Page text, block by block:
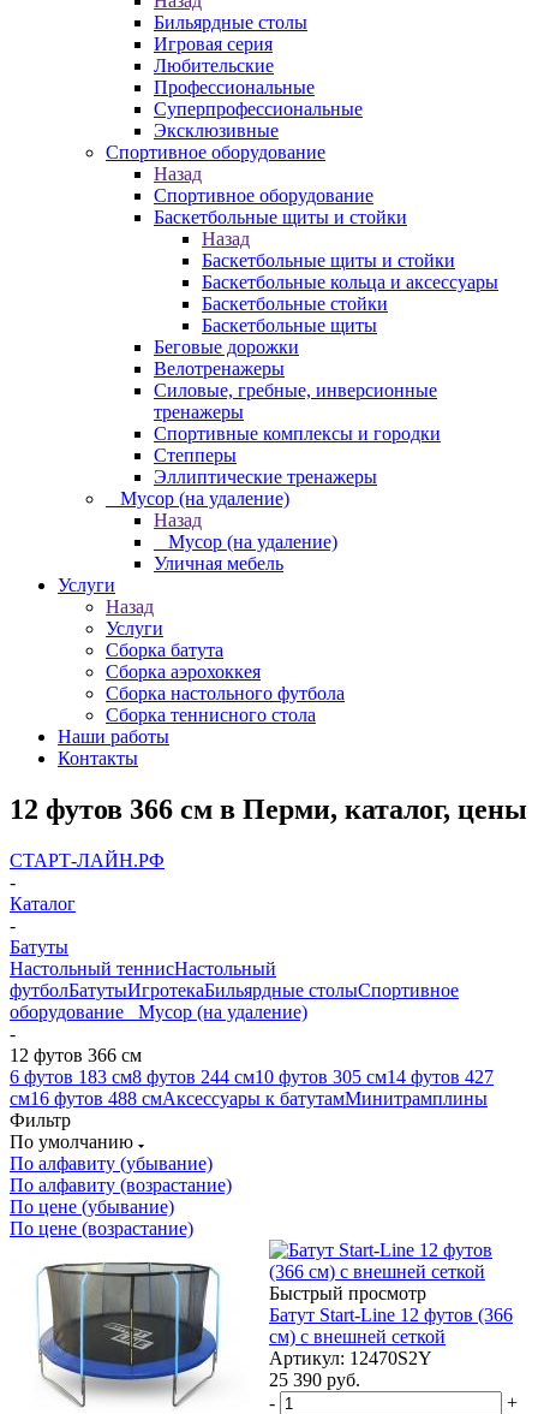
Бильярдные столы
Игровая серия
Любительские
Профессиональные
Суперпрофессиональные
Эксклюзивные
Спортивное оборудование
Назад
Спортивное оборудование
Баскетбольные щиты и стойки
Назад
Баскетбольные щиты и стойки
Баскетбольные кольца и аксессуары
Баскетбольные стойки
Баскетбольные щиты
Беговые дорожки
Велотренажеры
Силовые, гребные, инверсионные
тренажеры
Спортивные комплексы и городки
Степперы
Эллиптические тренажеры
_ Мусор (на удаление)
Назад
_ Мусор (на удаление)
Уличная мебель
Услуги
Назад
Услуги
Сборка батута
Сборка аэрохоккея
Сборка настольного футбола
Сборка теннисного стола
Наши работы
Контакты
12 футов 366 см в Перми, каталог, цены
СТАРТ-ЛАЙН.РФ
-
Каталог
-
Батуты
Настольный теннисНастольный
футболБатутыИгротекаБильярдные столыСпортивное
оборудование _ Мусор (на удаление)
-
12 футов 366 см
6 футов 183 см8 футов 244 см10 футов 305 см14 футов 427
см16 футов 488 смАксессуары к батутамМинитрамплины
Фильтр
По умолчанию
По алфавиту (убывание)
По алфавиту (возрастание)
По цене (убывание)
По цене (возрастание)
Быстрый просмотр
Батут Start-Line 12 футов (366
см) с внешней сеткой
Артикул: 12470S2Y
25 390 руб.
-
+